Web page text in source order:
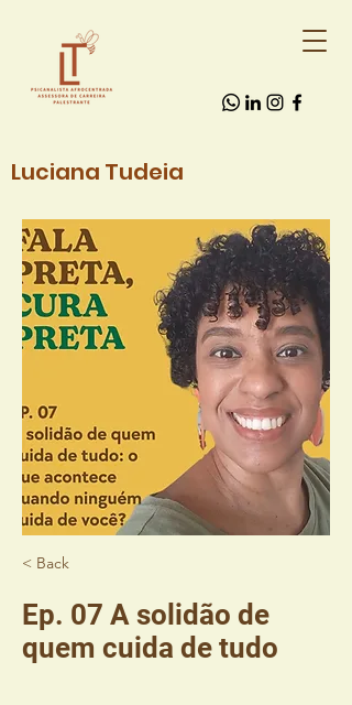
Luciana Tudeia
< Back
Ep. 07 A solidão de
quem cuida de tudo